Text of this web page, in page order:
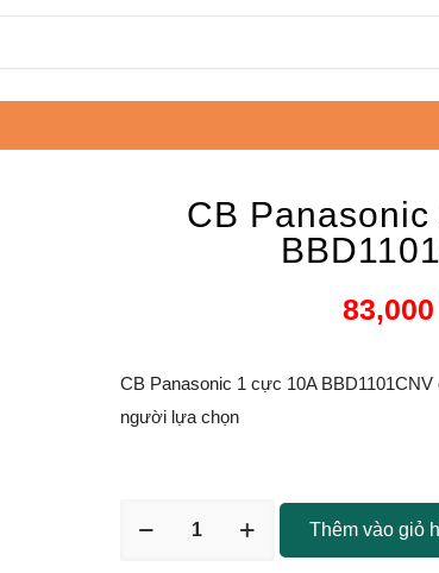
CB
83,000
CB Panasonic 1 cực 10A
người lựa chọn
Thêm vào giỏ